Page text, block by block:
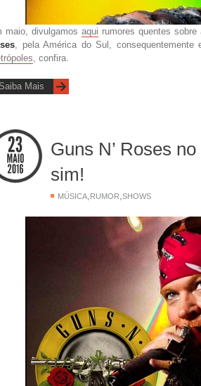
maio, divulgamos aqui rumores quentes sobre
, pela América do Sul, consequentemente
, confira.
Saiba Mais
Guns N’ Roses
sim!
MÚSICA RUMOR SHOWS